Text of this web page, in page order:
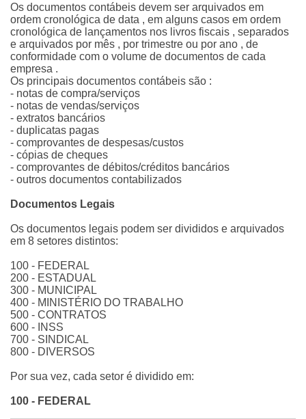
Os documentos contábeis devem ser arquivados em
ordem cronológica de data , em alguns casos em ordem
cronológica de lançamentos nos livros fiscais , separados
e arquivados por mês , por trimestre ou por ano , de
conformidade com o volume de documentos de cada
empresa .
Os principais documentos contábeis são :
- notas de compra/serviços
- notas de vendas/serviços
- extratos bancários
- duplicatas pagas
- comprovantes de despesas/custos
- cópias de cheques
- comprovantes de débitos/créditos bancários
- outros documentos contabilizados
Documentos Legais
Os documentos legais podem ser divididos e arquivados
em 8 setores distintos:
100 - FEDERAL
200 - ESTADUAL
300 - MUNICIPAL
400 - MINISTÉRIO DO TRABALHO
500 - CONTRATOS
600 - INSS
700 - SINDICAL
800 - DIVERSOS
Por sua vez, cada setor é dividido em:
100 - FEDERAL